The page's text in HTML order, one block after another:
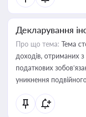
Декларування
Про що тема: Тема
доходів, отриманих
податкових
уникнення